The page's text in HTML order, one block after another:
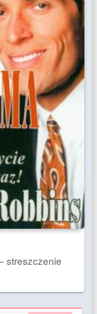
streszczenie